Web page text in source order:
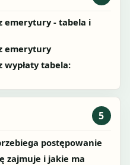
emerytury - tabela i
emerytury
wypłaty tabela:
5
postępowanie
zajmuje i jakie ma